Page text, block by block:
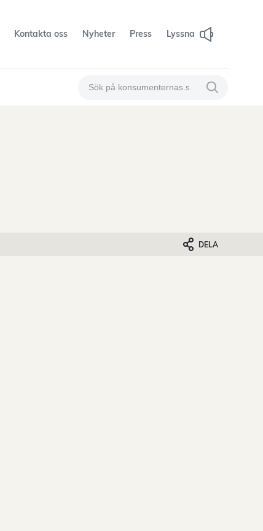
Kontakta oss Nyheter Press Lyssna
Sök på konsumenternas Sök på
DELA